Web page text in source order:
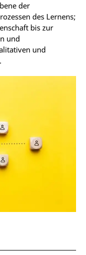
der
des Lernens;
bis zur
und
und